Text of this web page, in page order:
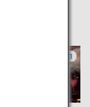
秋田